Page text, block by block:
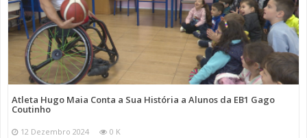
Atleta Hugo Maia Conta a Sua História a Alunos da EB1 Gago
Coutinho
12 Dezembro 2024 0 K